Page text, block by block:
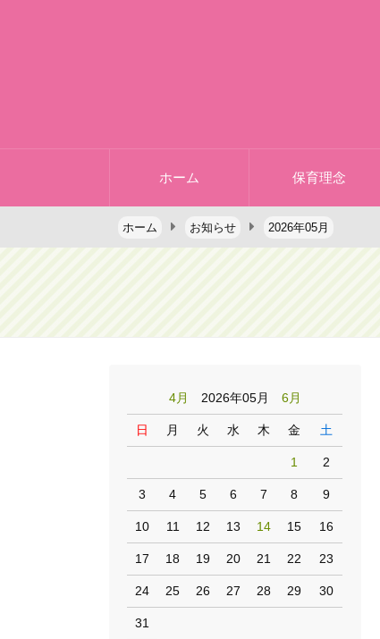
ホーム 保育理念
ホーム お知らせ 2026年05月
4月 2026年05月 6月
日 月 火 水 木 金 土
1 2
3 4 5 6 7 8 9
10 11 12 13 14 15 16
17 18 19 20 21 22 23
24 25 26 27 28 29 30
31